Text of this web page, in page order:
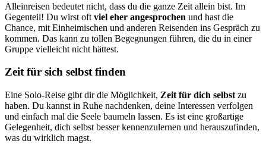
Alleinreisen bedeutet nicht, dass du die ganze Zeit allein bist. Im
Gegenteil! Du wirst oft viel eher angesprochen und hast die
Chance, mit Einheimischen und anderen Reisenden ins Gespräch zu
kommen. Das kann zu tollen Begegnungen führen, die du in einer
Gruppe vielleicht nicht hättest.
Zeit für sich selbst finden
Eine Solo-Reise gibt dir die Möglichkeit, Zeit für dich selbst zu
haben. Du kannst in Ruhe nachdenken, deine Interessen verfolgen
und einfach mal die Seele baumeln lassen. Es ist eine großartige
Gelegenheit, dich selbst besser kennenzulernen und herauszufinden,
was du wirklich magst.